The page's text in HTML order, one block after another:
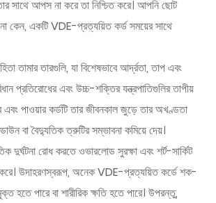
সাথে আপস না করে তা নিশ্চিত করে। আপনি ছোট
না কেন, একটি VDE-প্রত্যয়িত কর্ড সময়ের সাথে
তামার তারগুলি, যা বিশেষভাবে আর্দ্রতা, তাপ এবং
প্রতিরোধের এবং উচ্চ-শক্তির যন্ত্রপাতিগুলির তাপীয়
পাওয়ার কর্ডটি তার জীবনকাল জুড়ে তার অখণ্ডতা
বা বৈদ্যুতিক ত্রুটির সম্ভাবনা কমিয়ে দেয়।
রোধ করতে ওভারলোড সুরক্ষা এবং শর্ট-সার্কিট
করে। উদাহরণস্বরূপ, অনেক VDE-প্রত্যয়িত কর্ডে শক-
হতে পারে বা শারীরিক ক্ষতি হতে পারে। উপরন্তু,